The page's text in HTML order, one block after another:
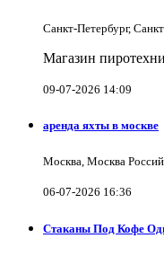
Санкт-Петербург,
Магазин
09-07-2026 14:09
аренда яхты в москве
Москва, Москва
06-07-2026 16:36
Стаканы Под Кофе